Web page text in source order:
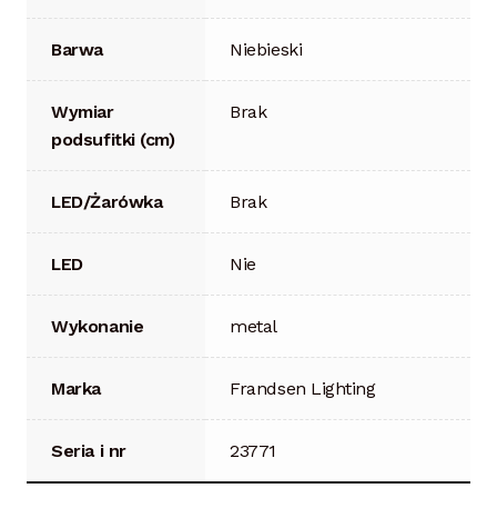
Barwa Niebieski
Wymiar
podsufitki (cm)
Brak
LED/Żarówka Brak
LED Nie
Wykonanie metal
Marka Frandsen Lighting
Seria i nr 23771